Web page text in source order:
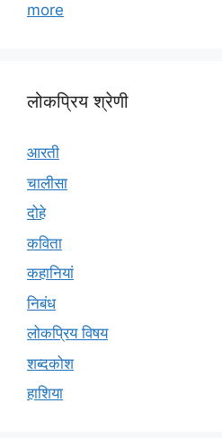
more
लोकप्रिय श्रेणी
आरती
चालीसा
दोहे
कविता
कहानियां
निबंध
लोकप्रिय विषय
शब्दकोश
हाशिया